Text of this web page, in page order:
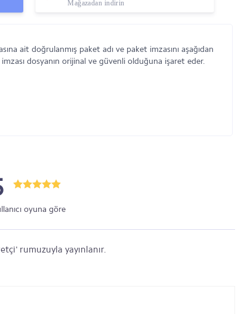
Mağazadan indirin
ait doğrulanmış paket adı ve paket imzasını aşağıdan
dosyanın orijinal ve güvenli olduğuna işaret eder.
oyuna göre
rumuzuyla yayınlanır.